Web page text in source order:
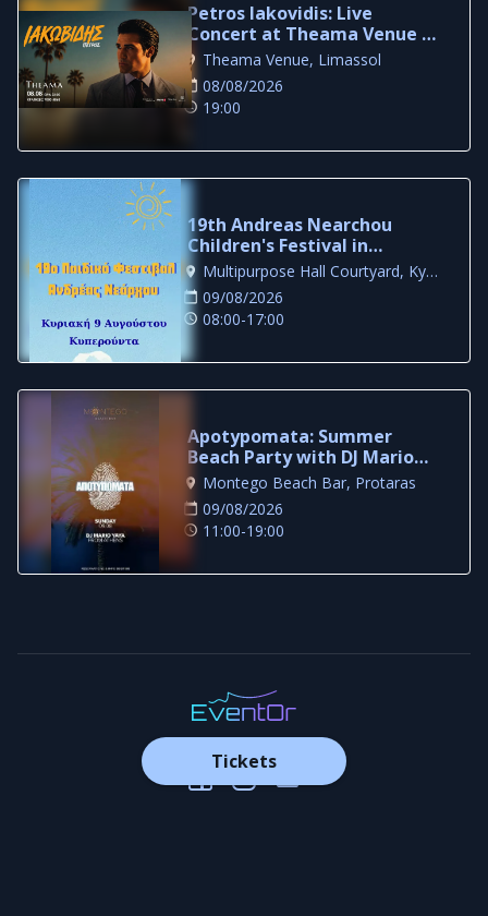
Petros Iakovidis: Live
Concert at Theama Venue in
Limassol
Theama Venue, Limassol
08/08/2026
19:00
19th Andreas Nearchou
Children's Festival in
Kyperounta
Multipurpose Hall Courtyard, Kyperounta
09/08/2026
08:00-17:00
Apotypomata: Summer
Beach Party with DJ Mario
Yaya in Protaras
Montego Beach Bar, Protaras
09/08/2026
11:00-19:00
Tickets